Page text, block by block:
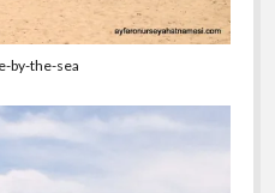
by-the-sea